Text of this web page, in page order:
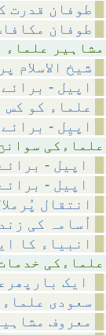
طوفان قدرت
طوفان
شیخ الاسلام
اپیل -
علماء کو کس
اپیِل -
انتقال
اُسامہ کی
انبیاء کا
سعودی
معروف